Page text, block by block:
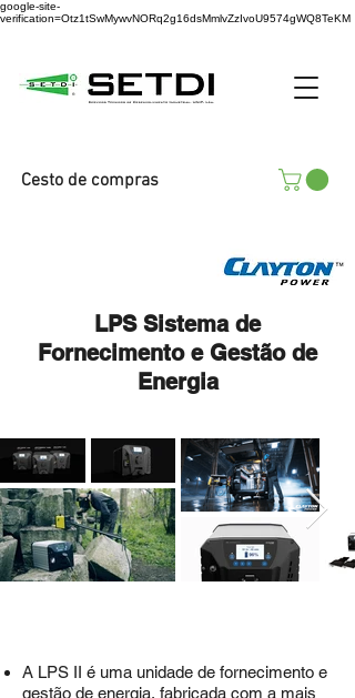
google-site-
verification=Otz1tSwMywvNORq2g16dsMmlvZzIvoU9574gWQ8TeKM
Cesto de compras
LPS Sistema de
Fornecimento e Gestão de
Energia
A LPS II é uma unidade de fornecimento e
gestão de energia, fabricada com a mais